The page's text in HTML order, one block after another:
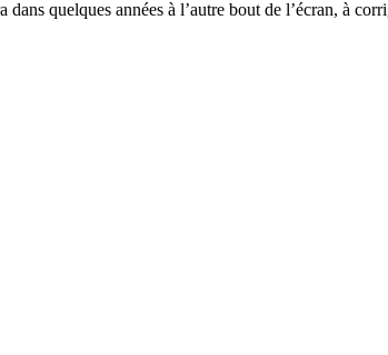
quelques années à l’autre bout de l’écran, à